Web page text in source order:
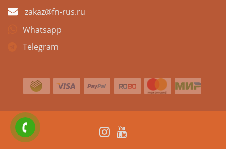
zakaz@fn-rus.ru
Whatsapp
Telegram